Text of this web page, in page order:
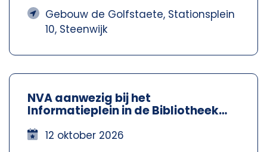
Gebouw de Golfstaete, Stationsplein
10, Steenwijk
NVA aanwezig bij het
Informatieplein in de Bibliotheek
Meppel
12 oktober 2026